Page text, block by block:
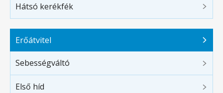
Hátsó kerékfék
Erőátvitel
Sebességváltó
Első híd